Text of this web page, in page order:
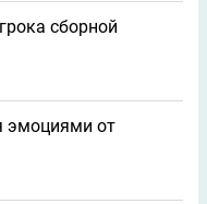
сборной
эмоциями от